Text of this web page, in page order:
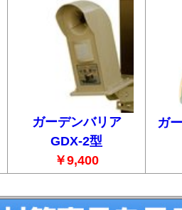
ガーデンバリア
GDX-2型
￥9,400
ガ